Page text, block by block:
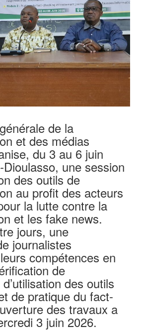
de la
et des médias
du 3 au 6 juin
une session
des outils de
au profit des acteurs
la lutte contre la
et les fake news.
jours, une
journalistes
compétences en
de
des outils
de pratique du fact-
des travaux a
3 juin 2026.